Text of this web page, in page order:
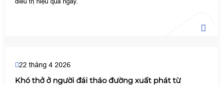
22 tháng 4 2026
Khó thở ở người đái tháo đường xuất phát từ